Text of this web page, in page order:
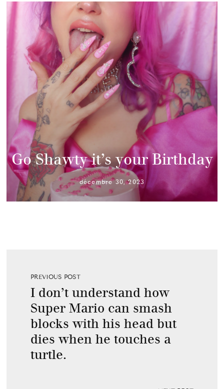
Go Shawty it’s your Birthday
décembre 30, 2023
PREVIOUS POST
I don’t understand how
Super Mario can smash
blocks with his head but
dies when he touches a
turtle.